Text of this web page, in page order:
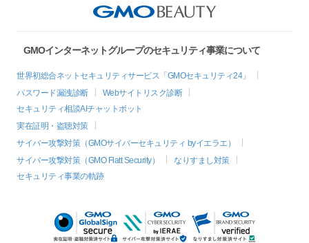
GMOインターネットグループのセキュリティ事業について
世界初総合ネットセキュリティサービス「GMOセキュリティ24」
パスワード漏洩診断
Webサイトリスク診断
セキュリティ相談AIチャットボット
実在証明・盗聴対策
サイバー攻撃対策（GMOサイバーセキュリティ byイエラエ）
サイバー攻撃対策（GMO Flatt Security）
なりすまし対策
セキュリティ事業の軌跡